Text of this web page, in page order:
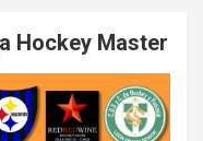
Hockey Master